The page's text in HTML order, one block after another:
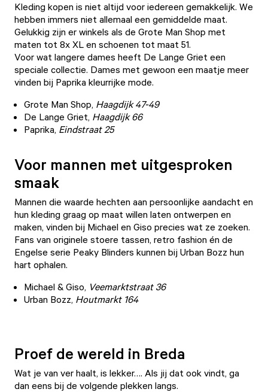
Kleding kopen is niet altijd voor iedereen gemakkelijk. We
hebben immers niet allemaal een gemiddelde maat.
Gelukkig zijn er winkels als de Grote Man Shop met
maten tot 8x XL en schoenen tot maat 51.
Voor wat langere dames heeft De Lange Griet een
speciale collectie. Dames met gewoon een maatje meer
vinden bij Paprika kleurrijke mode.
Grote Man Shop, Haagdijk 47-49
De Lange Griet, Haagdijk 66
Paprika, Eindstraat 25
Voor mannen met uitgesproken
smaak
Mannen die waarde hechten aan persoonlijke aandacht en
hun kleding graag op maat willen laten ontwerpen en
maken, vinden bij Michael en Giso precies wat ze zoeken.
Fans van originele stoere tassen, retro fashion én de
Engelse serie Peaky Blinders kunnen bij Urban Bozz hun
hart ophalen.
Michael & Giso, Veemarktstraat 36
Urban Bozz, Houtmarkt 164
Proef de wereld in Breda
Wat je van ver haalt, is lekker…. Als jij dat ook vindt, ga
dan eens bij de volgende plekken langs.